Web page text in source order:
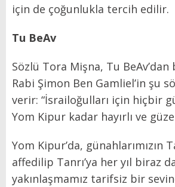
için de çoğunlukla tercih edilir.
Tu BeAv
Sözlü Tora Mişna, Tu
Rabi Şimon Ben Gamliel’in şu
verir: “İsrailoğulları için hiçbir
Yom Kipur kadar hayırlı ve
Yom Kipur’da, günahlarımızın
affedilip Tanrı’ya her yıl biraz
yakınlaşmamız tarifsiz bir